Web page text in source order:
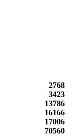
2768
3423
13786
16166
17006
70560